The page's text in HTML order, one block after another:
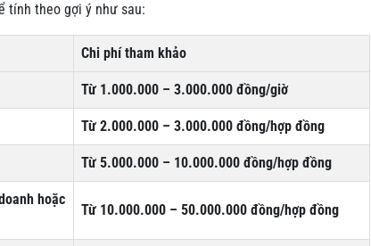
tính theo gợi ý như sau:
Chi phí tham khảo
Từ 1.000.000 – 3.000.000 đồng/giờ
Từ 2.000.000 – 3.000.000 đồng/hợp đồng
Từ 5.000.000 – 10.000.000 đồng/hợp đồng
hoặc
Từ 10.000.000 – 50.000.000 đồng/hợp đồng